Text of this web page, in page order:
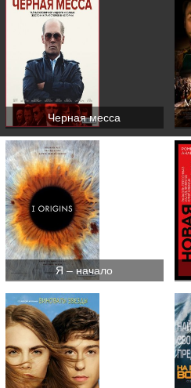
Черная месса
Я – начало